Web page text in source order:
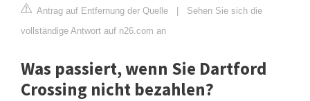
Antrag auf Entfernung der Quelle | Sehen Sie sich die
vollständige Antwort auf n26.com an
Was passiert, wenn Sie Dartford
Crossing nicht bezahlen?